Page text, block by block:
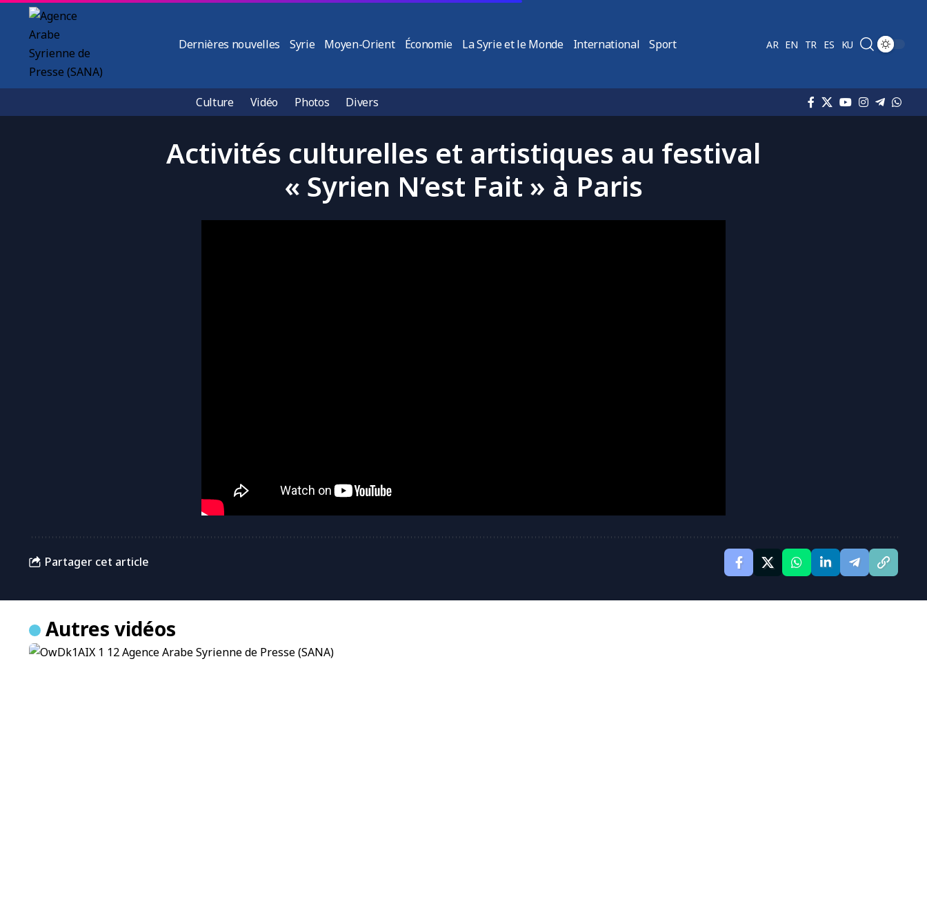
Dernières nouvelles Syrie Moyen-Orient Économie La Syrie et le Monde International Sport AR EN TR ES KU
Culture Vidéo Photos Divers
Activités culturelles et artistiques au festival
« Syrien N’est Fait » à Paris
Partager cet article
Autres vidéos